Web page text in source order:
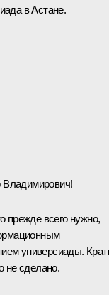
в Астане.
прежде всего нужно,
универсиады.
не сделано.